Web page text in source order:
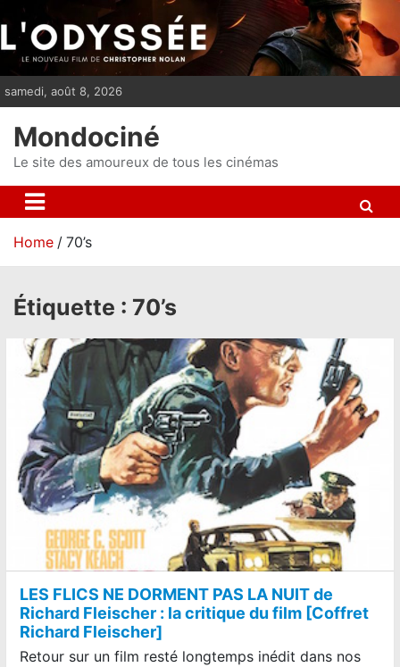
i
p
n
t
samedi, août 8, 2026
Mondociné
Le site des amoureux de tous les cinémas
Home 70’s
Étiquette : 70’s
LES FLICS NE DORMENT PAS LA NUIT de
Richard Fleischer : la critique du film [Coffret
Richard Fleischer]
Retour sur un film resté longtemps inédit dans nos